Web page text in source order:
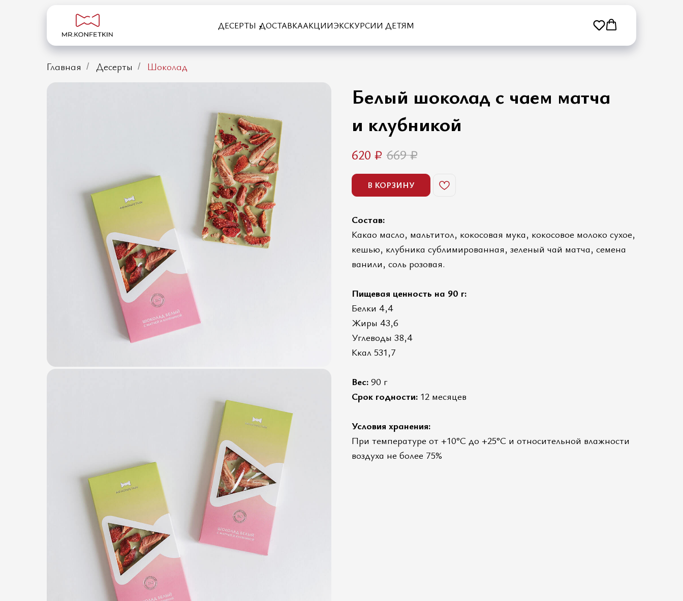
ДЕСЕРТЫ ДОСТАВКААКЦИИЭКСКУРСИИ ДЕТЯМ
Главная / Десерты / Шоколад
Белый шоколад с чаем матча
и клубникой
620 ₽ 669 ₽
В КОРЗИНУ
Состав:
Какао масло, мальтитол, кокосовая мука, кокосовое молоко сухое,
кешью, клубника сублимированная, зеленый чай матча, семена
ванили, соль розовая.
Пищевая ценность на 90 г:
Белки 4,4
Жиры 43,6
Углеводы 38,4
Ккал 531,7
Вес: 90 г
Срок годности: 12 месяцев
Условия хранения:
При температуре от +10°C до +25°C и относительной влажности
воздуха не более 75%